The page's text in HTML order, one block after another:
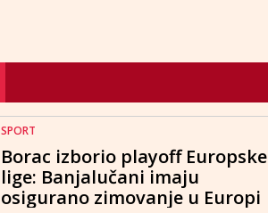
SPORT
Borac izborio playoff Europske
lige: Banjalučani imaju
osigurano zimovanje u Europi